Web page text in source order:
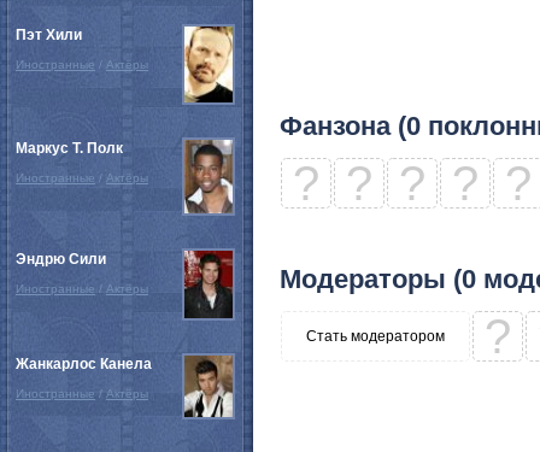
Фанзона (0
? ? ? ? ?
Модераторы (0
Стать модератором ?
Пэт Хили
Иностранные / Актёры
Маркус Т. Полк
Иностранные / Актёры
Эндрю Сили
Иностранные / Актёры
Жанкарлос Канела
Иностранные / Актёры